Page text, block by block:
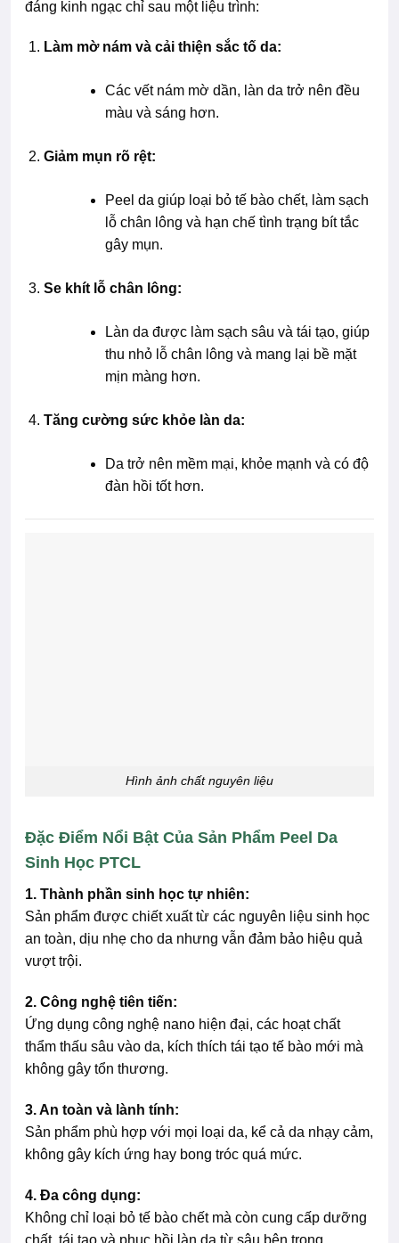
đáng kinh ngạc chỉ sau một liệu trình:
Làm mờ nám và cải thiện sắc tố da:
Các vết nám mờ dần, làn da trở nên đều
màu và sáng hơn.
Giảm mụn rõ rệt:
Peel da giúp loại bỏ tế bào chết, làm sạch
lỗ chân lông và hạn chế tình trạng bít tắc
gây mụn.
Se khít lỗ chân lông:
Làn da được làm sạch sâu và tái tạo, giúp
thu nhỏ lỗ chân lông và mang lại bề mặt
mịn màng hơn.
Tăng cường sức khỏe làn da:
Da trở nên mềm mại, khỏe mạnh và có độ
đàn hồi tốt hơn.
Hình ảnh chất nguyên liệu
Đặc Điểm Nổi Bật Của Sản Phẩm Peel Da
Sinh Học PTCL
1. Thành phần sinh học tự nhiên:
Sản phẩm được chiết xuất từ các nguyên liệu sinh học
an toàn, dịu nhẹ cho da nhưng vẫn đảm bảo hiệu quả
vượt trội.
2. Công nghệ tiên tiến:
Ứng dụng công nghệ nano hiện đại, các hoạt chất
thẩm thấu sâu vào da, kích thích tái tạo tế bào mới mà
không gây tổn thương.
3. An toàn và lành tính:
Sản phẩm phù hợp với mọi loại da, kể cả da nhạy cảm,
không gây kích ứng hay bong tróc quá mức.
4. Đa công dụng:
Không chỉ loại bỏ tế bào chết mà còn cung cấp dưỡng
chất, tái tạo và phục hồi làn da từ sâu bên trong.